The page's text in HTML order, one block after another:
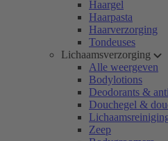
Haargel
Haarpasta
Haarverzorging
Tondeuses
Lichaamsverzorging
Alle weergeven
Bodylotions
Deodorants &
Douchegel &
Zeep